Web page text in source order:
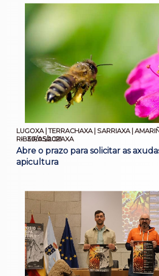
LUGOXA | TERRACHAXA | SARRIAXA |
RIBEIRASACRAXA
30/05/2021
Abre o prazo para solicitar as
apicultura